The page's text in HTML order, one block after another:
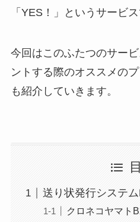
「YES！」というサービス
今回はこのふたつのサー
ントする際のオススメの
も紹介していきます。
送り状発行システ
クロネコヤマト